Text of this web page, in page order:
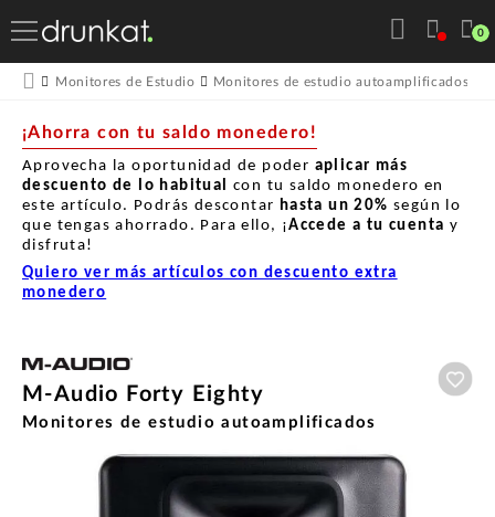
0
Monitores de Estudio Monitores de estudio autoamplificados
¡Ahorra con tu saldo monedero!
Aprovecha la oportunidad de poder aplicar más
descuento de lo habitual con tu saldo monedero en
este artículo. Podrás descontar hasta un 20% según lo
que tengas ahorrado. Para ello, ¡Accede a tu cuenta y
disfruta!
Quiero ver más artículos con descuento extra
monedero
M-Audio Forty Eighty
Monitores de estudio autoamplificados